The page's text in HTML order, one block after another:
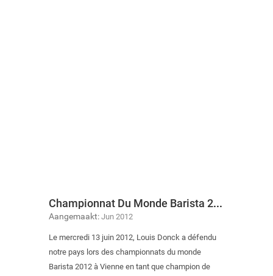
Championnat Du Monde Barista 2012
Aangemaakt: Jun 2012
Le mercredi 13 juin 2012, Louis Donck a défendu
notre pays lors des championnats du monde
Barista 2012 à Vienne en tant que champion de